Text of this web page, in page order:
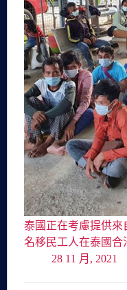
泰國正在考慮提供來
名移民工人在泰國
28 11 月, 2021